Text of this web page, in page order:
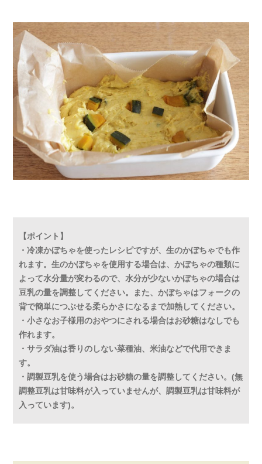
【ポイント】
・冷凍かぼちゃを使ったレシピですが、生のかぼちゃでも作
れます。生のかぼちゃを使用する場合は、かぼちゃの種類に
よって水分量が変わるので、水分が少ないかぼちゃの場合は
豆乳の量を調整してください。また、かぼちゃはフォークの
背で簡単につぶせる柔らかさになるまで加熱してください。
・小さなお子様用のおやつにされる場合はお砂糖はなしでも
作れます。
・サラダ油は香りのしない菜種油、米油などで代用できま
す。
・調製豆乳を使う場合はお砂糖の量を調整してください。(無
調整豆乳は甘味料が入っていませんが、調製豆乳は甘味料が
入っています)。